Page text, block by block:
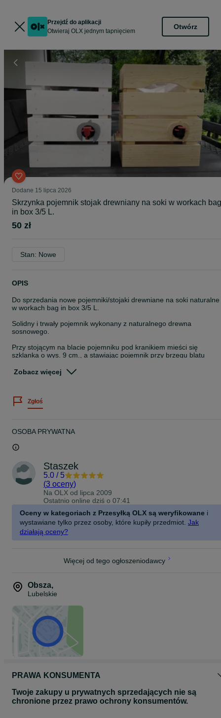
Przejdź do aplikacji
Otwieraj OLX jednym tapnięciem
Otwórz
Dodane 15 lipca 2026
Skrzynka pojemnik stojak drewniany na soki w workach bag
in box 3/5 L.
50 zł
Stan: Nowe
OPIS
Do sprzedania nowe pojemniki/stojaki drewniane na soki naturalne
w workach bag in box 3/5 L.
Solidny i trwały pojemnik wykonany z naturalnego drewna
sosnowego.
Przy stojącym na blacie pojemniku pod kranikiem mieści się
szklanka o wys. 9 cm., a stawiając pojemnik przy brzegu blatu
Podana cena dotyczy stojaka naturalnego (niemalowany),
pomalowany droższy o 10 zł.,
Zobacz więcej
Zgłoś
OSOBA PRYWATNA
Staszek
5.0 / 5
(3 oceny)
Na OLX od lipca 2009
Ostatnio online dziś o 07:41
Oceny w kategoriach z Przesyłką OLX są weryfikowane i
wystawiane tylko przez osoby, które kupiły przedmiot. Jak
działają oceny?
Więcej od tego ogłoszeniodawcy
Obsza,
Lubelskie
PRAWA KONSUMENTA
Twoje zakupy u prywatnych sprzedających nie są
chronione przez prawo ochrony konsumentów.